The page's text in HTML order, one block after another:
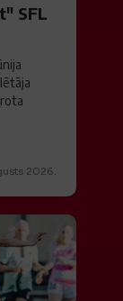
SFL
2026.